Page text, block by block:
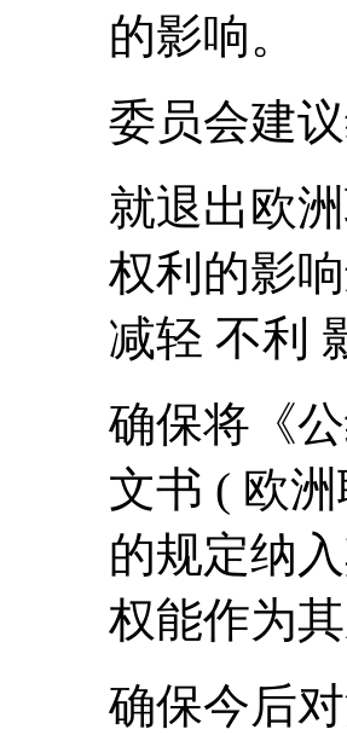
的影响。
委员会建
就退出欧
权利的影
减轻 不利
确保将《
文书 ( 欧
的规定纳
权能作为
确保今后